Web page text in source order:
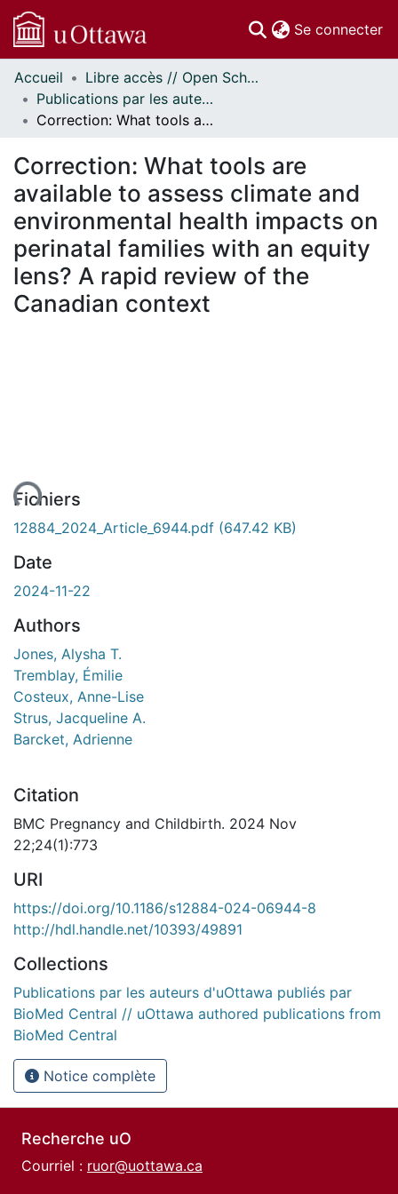
Se connecter
Communautés
et collections
Parcourir
À propos
Accueil
Libre accès // Open Scholarship
Publications par les auteurs d'uOttawa publiés par BioMed Central // uOttawa authored publications from BioMed Central
Correction: What tools are available to assess climate and environmental health impacts on perinatal families with an equity lens? A rapid review of the Canadian context
Correction: What tools are
available to assess climate and
environmental health impacts on
perinatal families with an equity
lens? A rapid review of the
Canadian context
Fichiers
12884_2024_Article_6944.pdf (647.42 KB)
Date
2024-11-22
Authors
Jones, Alysha T.
Tremblay, Émilie
Costeux, Anne-Lise
Strus, Jacqueline A.
Barcket, Adrienne
Citation
BMC Pregnancy and Childbirth. 2024 Nov
22;24(1):773
URI
https://doi.org/10.1186/s12884-024-06944-8
http://hdl.handle.net/10393/49891
Collections
Publications par les auteurs d'uOttawa publiés par
BioMed Central // uOttawa authored publications from
BioMed Central
Notice complète
Recherche uO
Courriel : ruor@uottawa.ca